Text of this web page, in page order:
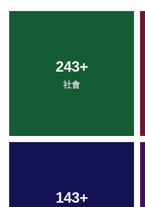
243+
社會
143+